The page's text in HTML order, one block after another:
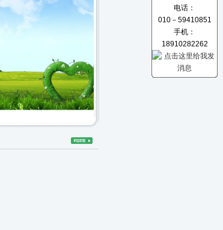
电话：
010－59410851
手机：
18910282262